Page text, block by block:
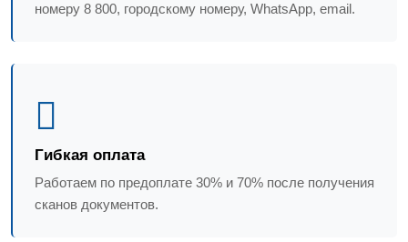
номеру 8 800, городскому номеру, WhatsApp, email.
Гибкая оплата
Работаем по предоплате 30% и 70% после получения
сканов документов.